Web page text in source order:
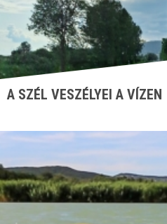
A SZÉL VESZÉLYEI A VÍZEN